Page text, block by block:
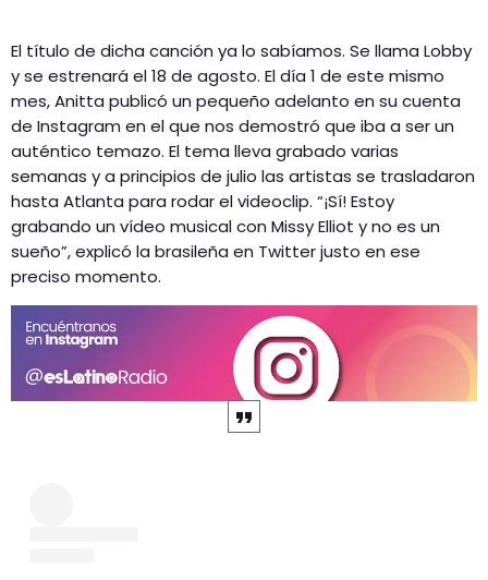
El título de dicha canción ya lo sabíamos. Se llama Lobby
y se estrenará el 18 de agosto. El día 1 de este mismo
mes, Anitta publicó un pequeño adelanto en su cuenta
de Instagram en el que nos demostró que iba a ser un
auténtico temazo. El tema lleva grabado varias
semanas y a principios de julio las artistas se trasladaron
hasta Atlanta para rodar el videoclip. “¡Sí! Estoy
grabando un vídeo musical con Missy Elliot y no es un
sueño”, explicó la brasileña en Twitter justo en ese
preciso momento.